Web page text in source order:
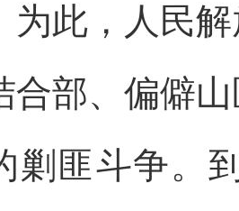
为此，人民
合部、偏僻
剿匪斗争。